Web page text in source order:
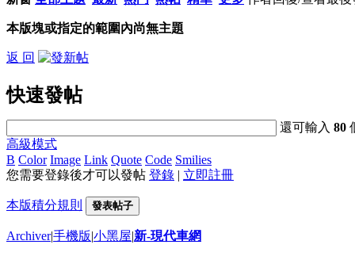
本版塊或指定的範圍內尚無主題
返 回
快速發帖
還可輸入80
高級模式
B Color Image Link Quote Code Smilies
您需要登錄後才可以發帖 登錄 | 立即註冊
本版積分規則 發表帖子
Archiver|手機版|小黑屋|新-現代車網